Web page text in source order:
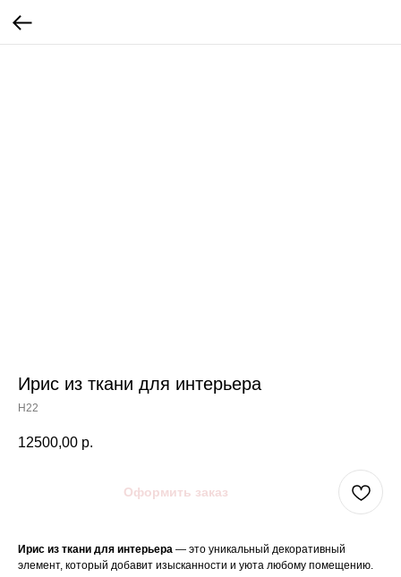
Ирис из ткани для интерьера
Н22
12500,00 р.
Оформить заказ
Ирис из ткани для интерьера — это уникальный декоративный
элемент, который добавит изысканности и уюта любому помещению.